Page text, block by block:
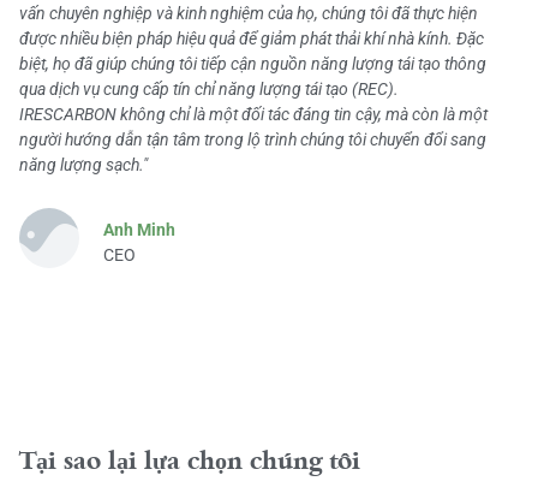
vấn chuyên nghiệp và kinh nghiệm của họ, chúng tôi đã thực hiện
được nhiều biện pháp hiệu quả để giảm phát thải khí nhà kính. Đặc
biệt, họ đã giúp chúng tôi tiếp cận nguồn năng lượng tái tạo thông
qua dịch vụ cung cấp tín chỉ năng lượng tái tạo (REC).
IRESCARBON không chỉ là một đối tác đáng tin cậy, mà còn là một
người hướng dẫn tận tâm trong lộ trình chúng tôi chuyển đổi sang
năng lượng sạch."
Anh Minh
CEO
Tại sao lại lựa chọn chúng tôi